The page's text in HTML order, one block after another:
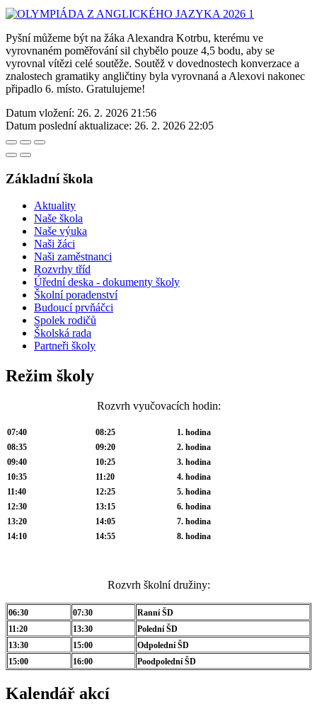
Pyšní můžeme být na žáka Alexandra Kotrbu, kterému ve
vyrovnaném poměřování sil chybělo pouze 4,5 bodu, aby se
vyrovnal vítězi celé soutěže. Soutěž v dovednostech konverzace a
znalostech gramatiky angličtiny byla vyrovnaná a Alexovi nakonec
připadlo 6. místo. Gratulujeme!
Datum vložení: 26. 2. 2026 21:56
Datum poslední aktualizace: 26. 2. 2026 22:05
Základní škola
Aktuality
Naše škola
Naše výuka
Naši žáci
Naši zaměstnanci
Rozvrhy tříd
Úřední deska - dokumenty školy
Školní poradenství
Budoucí prvňáčci
Spolek rodičů
Školská rada
Partneři školy
Režim školy
Rozvrh vyučovacích hodin:
07:40 08:25
1. hodina
08:35
09:20
2. hodina
09:40
10:25
3. hodina
10:35
11:20
4. hodina
11:40
12:25
5. hodina
12:30
13:15
6. hodina
13:20
14:05
7. hodina
14:10
14:55 8. hodina
Rozvrh školní družiny:
06:30 07:30
Ranní ŠD
11:20
13:30
Polední ŠD
13:30
15:00
Odpolední ŠD
15:00
16:00 Poodpolední ŠD
Kalendář akcí